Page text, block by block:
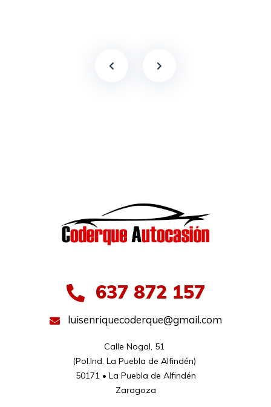
637 872 157
luisenriquecoderque@gmail.com
Calle Nogal, 51
(Pol.Ind. La Puebla de Alfindén)
50171 • La Puebla de Alfindén
Zaragoza